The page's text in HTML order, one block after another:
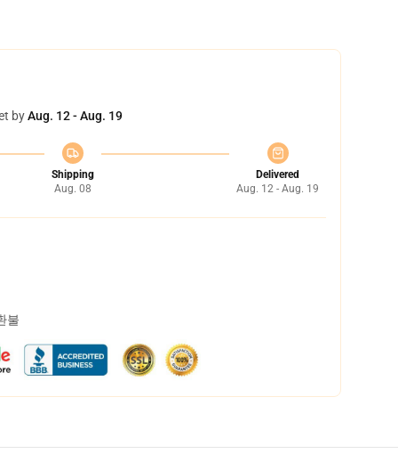
byAug. 12 - Aug. 19
Shipping
Aug. 08
Delivered
Aug. 12 - Aug. 19
불